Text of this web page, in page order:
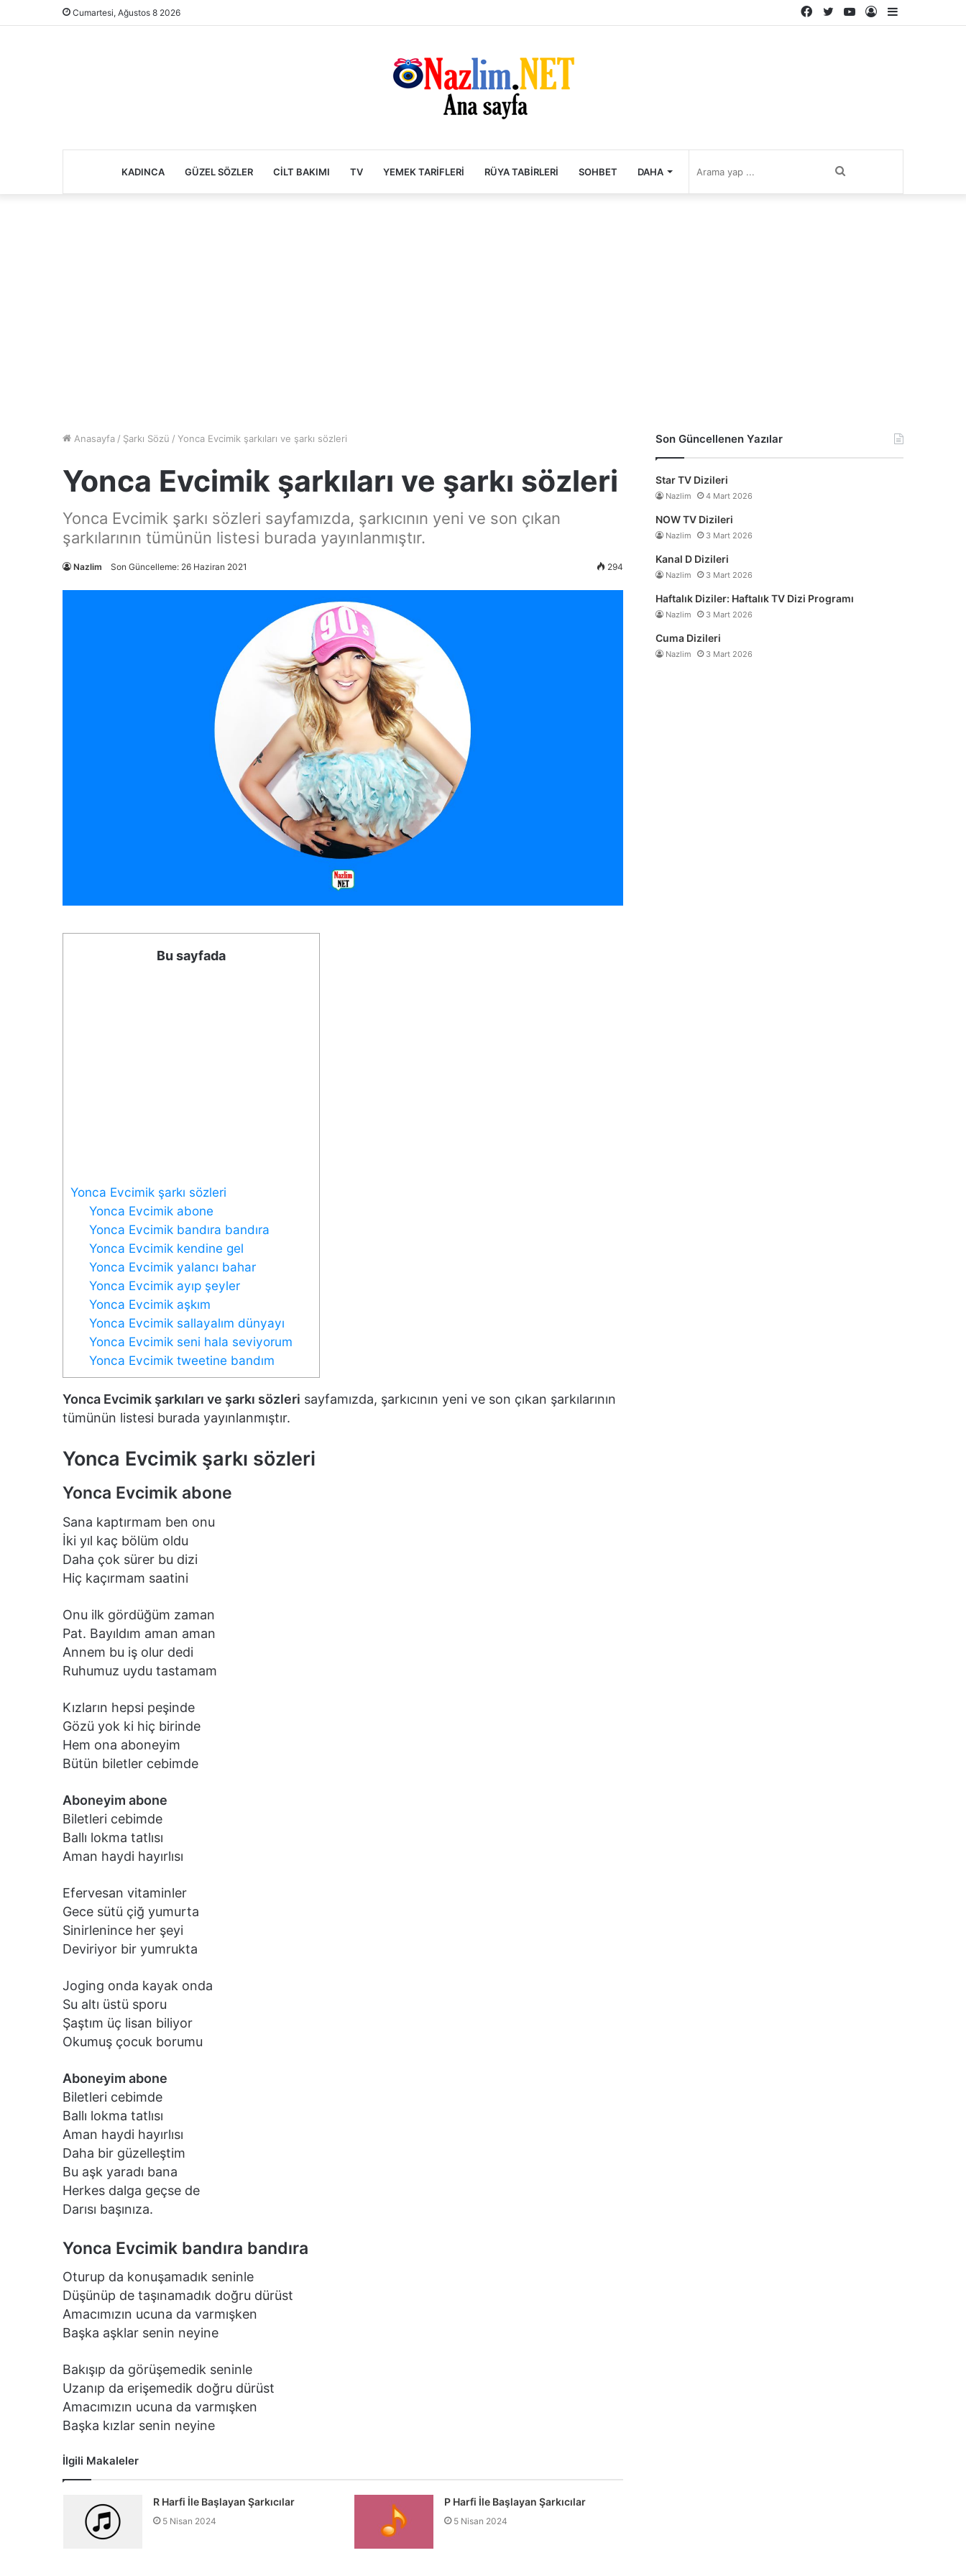
Cumartesi, Ağustos 8 2026
Kenar
Kayıt
YouTube
Twitter
Facebook
KADINCA GÜZEL SÖZLER CILT BAKIMI TV YEMEK TARIFLERI RÜYA TABIRLERI SOHBET DAHA
Anasayfa / Şarkı Sözü / Yonca Evcimik şarkıları ve şarkı sözleri
Yonca Evcimik şarkıları ve şarkı sözleri
Yonca Evcimik şarkı sözleri sayfamızda, şarkıcının yeni ve son çıkan
şarkılarının tümünün listesi burada yayınlanmıştır.
Nazlim Son Güncelleme: 26 Haziran 2021 294
Bu sayfada
Yonca Evcimik şarkı sözleri
Yonca Evcimik abone
Yonca Evcimik bandıra bandıra
Yonca Evcimik kendine gel
Yonca Evcimik yalancı bahar
Yonca Evcimik ayıp şeyler
Yonca Evcimik aşkım
Yonca Evcimik sallayalım dünyayı
Yonca Evcimik seni hala seviyorum
Yonca Evcimik tweetine bandım
Yonca Evcimik şarkıları ve şarkı sözleri sayfamızda, şarkıcının yeni ve son çıkan şarkılarının
tümünün listesi burada yayınlanmıştır.
Yonca Evcimik şarkı sözleri
Yonca Evcimik abone
Sana kaptırmam ben onu
İki yıl kaç bölüm oldu
Daha çok sürer bu dizi
Hiç kaçırmam saatini
Onu ilk gördüğüm zaman
Pat. Bayıldım aman aman
Annem bu iş olur dedi
Ruhumuz uydu tastamam
Kızların hepsi peşinde
Gözü yok ki hiç birinde
Hem ona aboneyim
Bütün biletler cebimde
Aboneyim abone
Biletleri cebimde
Ballı lokma tatlısı
Aman haydi hayırlısı
Efervesan vitaminler
Gece sütü çiğ yumurta
Sinirlenince her şeyi
Deviriyor bir yumrukta
Joging onda kayak onda
Su altı üstü sporu
Şaştım üç lisan biliyor
Okumuş çocuk borumu
Aboneyim abone
Biletleri cebimde
Ballı lokma tatlısı
Aman haydi hayırlısı
Daha bir güzelleştim
Bu aşk yaradı bana
Herkes dalga geçse de
Darısı başınıza.
Yonca Evcimik bandıra bandıra
Oturup da konuşamadık seninle
Düşünüp de taşınamadık doğru dürüst
Amacımızın ucuna da varmışken
Başka aşklar senin neyine
Bakışıp da görüşemedik seninle
Uzanıp da erişemedik doğru dürüst
Amacımızın ucuna da varmışken
Başka kızlar senin neyine
İlgili Makaleler
R Harfi İle Başlayan Şarkıcılar
5 Nisan 2024
P Harfi İle Başlayan Şarkıcılar
5 Nisan 2024
Son Güncellenen Yazılar
Star TV Dizileri
Nazlim 4 Mart 2026
NOW TV Dizileri
Nazlim 3 Mart 2026
Kanal D Dizileri
Nazlim 3 Mart 2026
Haftalık Diziler: Haftalık TV Dizi Programı
Nazlim 3 Mart 2026
Cuma Dizileri
Nazlim 3 Mart 2026